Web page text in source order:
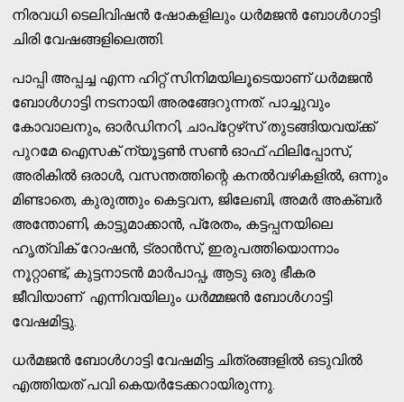
നിരവധി ടെലിവിഷന്‍ ഷോകളിലും ധര്‍മജന്‍ ബോള്‍ഗാട്ടി
ചിരി വേഷങ്ങളിലെത്തി.
പാപ്പി അപ്പച്ച എന്ന ഹിറ്റ് സിനിമയിലൂടെയാണ് ധര്‍മജന്‍
ബോള്‍ഗാട്ടി നടനായി അരങ്ങേറുന്നത്. പാച്ചുവും
കോവാലനും, ഓര്‍ഡിനറി, ചാപ്‌റ്റേഴ്‌സ് തുടങ്ങിയവയ്ക്ക്
പുറമേ ഐസക് ന്യൂട്ടണ്‍ സണ്‍ ഓഫ് ഫിലിപ്പോസ്,
അരികില്‍ ഒരാള്‍, വസന്തത്തിന്റെ കനല്‍വഴികളില്‍, ഒന്നും
മിണ്ടാതെ, കുരുത്തും കെട്ടവന, ജിലേബി, അമര്‍ അക്ബര്‍
അന്തോണി, കാട്ടുമാക്കാന്‍, പ്രേതം, കട്ടപ്പനയിലെ
ഹൃത്വിക് റോഷന്‍, ട്രാന്‍സ്, ഇരുപത്തിയൊന്നാം
നൂറ്റാണ്ട്, കുട്ടനാടന്‍ മാര്‍പാപ്പ, ആടു ഒരു ഭീകര
ജീവിയാണ് എന്നിവയിലും ധര്‍മ്മജന്‍ ബോള്‍ഗാട്ടി
വേഷമിട്ടു.
ധര്‍മജന്‍ ബോള്‍ഗാട്ടി വേഷമിട്ട ചിത്രങ്ങളില്‍ ഒടുവില്‍
എത്തിയത് പവി കെയര്‍ടേക്കറായിരുന്നു.